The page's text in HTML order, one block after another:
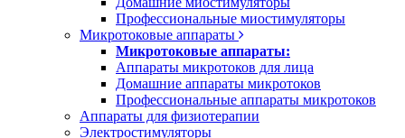
Профессиональные миостимуляторы
Микротоковые аппараты
Микротоковые аппараты:
Аппараты микротоков для лица
Домашние аппараты микротоков
Профессиональные аппараты микротоков
Аппараты для физиотерапии
Электростимуляторы